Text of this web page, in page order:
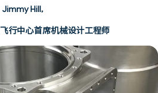
Jimmy Hill,
行中心首席机械设计工程师